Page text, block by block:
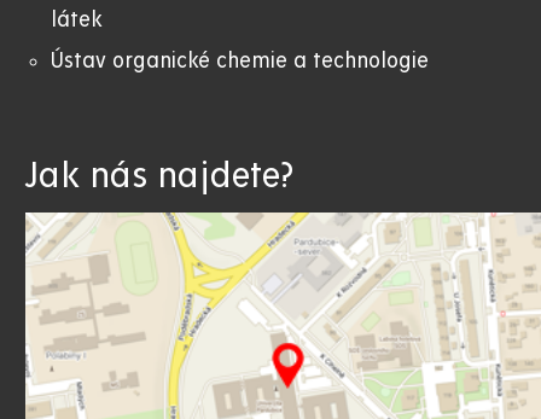
látek
Ústav organické chemie a technologie
Jak nás najdete?